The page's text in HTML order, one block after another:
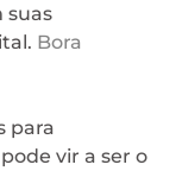
suas
Bora
para
vir a ser o